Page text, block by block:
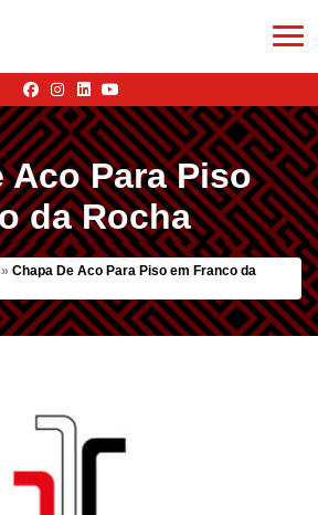
Aco Para Piso
da Rocha
» Chapa De Aco Para Piso em Franco da